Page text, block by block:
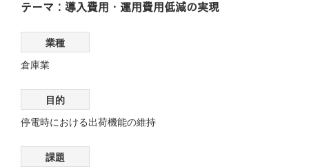
テーマ：導入費用・運用費用低減の実現
業種
倉庫業
目的
停電時における出荷機能の維持
課題